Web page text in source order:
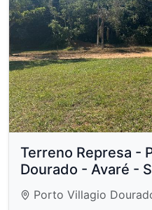
Terreno Represa -
Dourado - Avaré -
Porto Villagio